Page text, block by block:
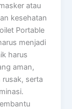
atau
kesehatan
Portable
menjadi
harus
aman,
serta